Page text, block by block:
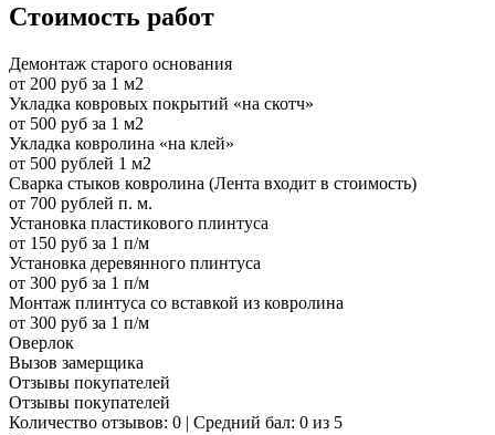
Стоимость работ
Демонтаж старого основания
от 200 руб за 1 м2
Укладка ковровых покрытий «на скотч»
от 500 руб за 1 м2
Укладка ковролина «на клей»
от 500 рублей 1 м2
Сварка стыков ковролина (Лента входит в стоимость)
от 700 рублей п. м.
Установка пластикового плинтуса
от 150 руб за 1 п/м
Установка деревянного плинтуса
от 300 руб за 1 п/м
Монтаж плинтуса со вставкой из ковролина
от 300 руб за 1 п/м
Оверлок
Вызов замерщика
Отзывы покупателей
Отзывы покупателей
Количество отзывов: 0 | Средний бал: 0 из 5